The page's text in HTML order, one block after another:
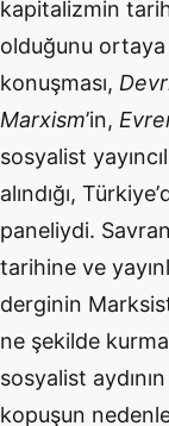
kapitalizmin
olduğunu ortaya
konuşması,
Marxism’in,
sosyalist
alındığı, Türkiye’
paneliydi.
tarihine ve
derginin
ne şekilde
sosyalist
kopuşun